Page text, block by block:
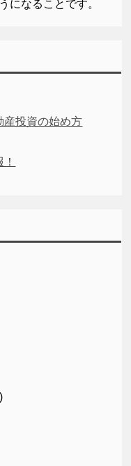
になることです。
産投資の始め方